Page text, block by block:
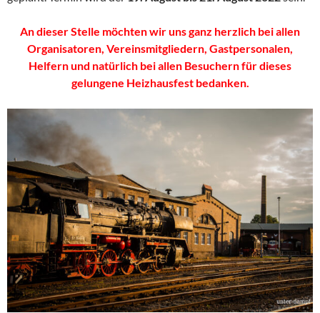
An dieser Stelle möchten wir uns ganz herzlich bei allen
Organisatoren, Vereinsmitgliedern, Gastpersonalen,
Helfern und natürlich bei allen Besuchern für dieses
gelungene Heizhausfest bedanken.